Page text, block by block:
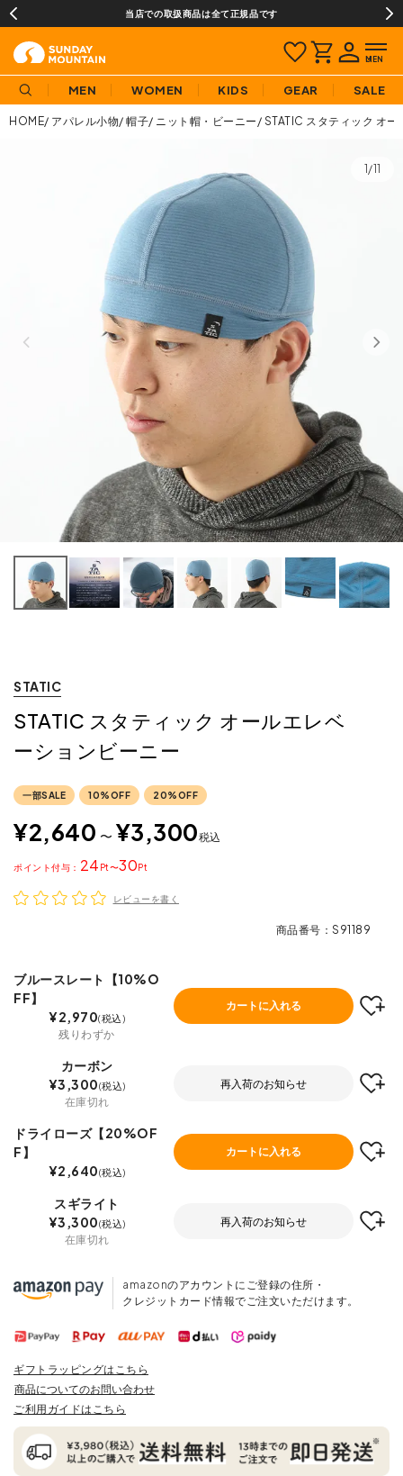
当店での取扱商品は全て正規品です
MEN WOMEN KIDS GEAR SALE
HOME アパレル小物 帽子 ニット帽・ビーニー STATIC スタティック オ
1/11
STATIC
STATIC スタティック オールエレベ
ーションビーニー
一部SALE 10%OFF 20%OFF
¥2,640 〜 ¥3,300税込
24 〜30
ポイント
レビューを書く
商品番号 S91189
ブルースレート【10%O
FF】
¥2,970 税込
残りわずか
カートに入れる
カーボン
¥3,300 税込
在庫切れ
再入荷のお知らせ
ドライローズ【20%OF
F】
¥2,640 税込
カートに入れる
スギライト
¥3,300 税込
在庫切れ
再入荷のお知らせ
amazonのアカウントにご登録の住所・
クレジットカード情報でご注文いただけます。
ギフトラッピングはこちら
商品についてのお問い合わせ
ご利用ガイドはこちら